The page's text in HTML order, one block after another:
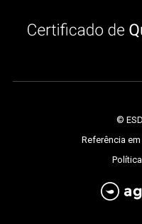
©
Referência